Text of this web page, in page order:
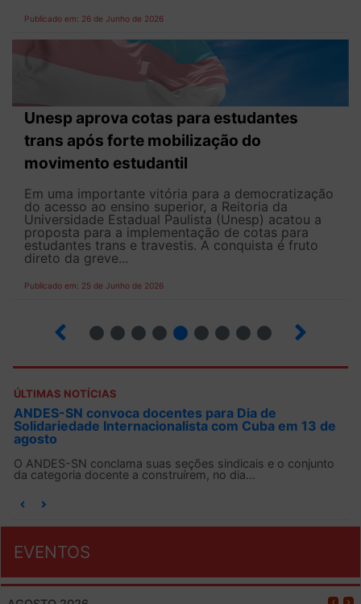
Publicado em: 26 de Junho de 2026
Unesp aprova cotas para estudantes
trans após forte mobilização do
movimento estudantil
Em uma importante vitória para a democratização
do acesso ao ensino superior, a Reitoria da
Universidade Estadual Paulista (Unesp) acatou a
proposta para a implementação de cotas para
estudantes trans e travestis. A conquista é fruto
direto da greve...
Publicado em: 25 de Junho de 2026
ÚLTIMAS NOTÍCIAS
ANDES-SN convoca docentes para Dia de
Solidariedade Internacionalista com Cuba em 13 de
agosto
O ANDES-SN conclama suas seções sindicais e o conjunto
da categoria docente a construírem, no dia...
EVENTOS